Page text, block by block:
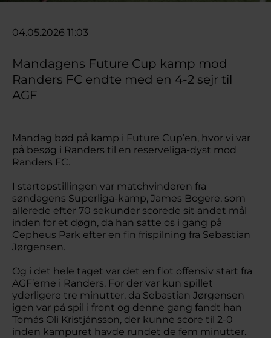
04.05.2026 11:03
Mandagens Future Cup kamp mod
Randers FC endte med en 4-2 sejr til
AGF
Mandag bød på kamp i Future Cup’en, hvor vi var
på besøg i Randers til en reserveliga-dyst mod
Randers FC.
I startopstillingen var matchvinderen fra
søndagens Superliga-kamp, James Bogere, som
allerede efter 70 sekunder scorede sit andet mål
inden for et døgn, da han satte os i gang på
Cepheus Park efter en fin frispilning fra Sebastian
Jørgensen.
Og i det hele taget var det en flot offensiv start fra
AGF’erne i Randers. For der var kun spillet
yderligere tre minutter, da Sebastian Jørgensen
igen var på spil i front og denne gang fandt han
Tomás Oli Kristjánsson, der kunne score til 2-0
inden kampuret havde rundet de fem minutter.